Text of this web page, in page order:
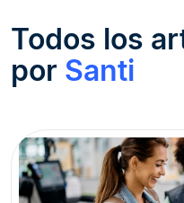
Todos los
por Santi